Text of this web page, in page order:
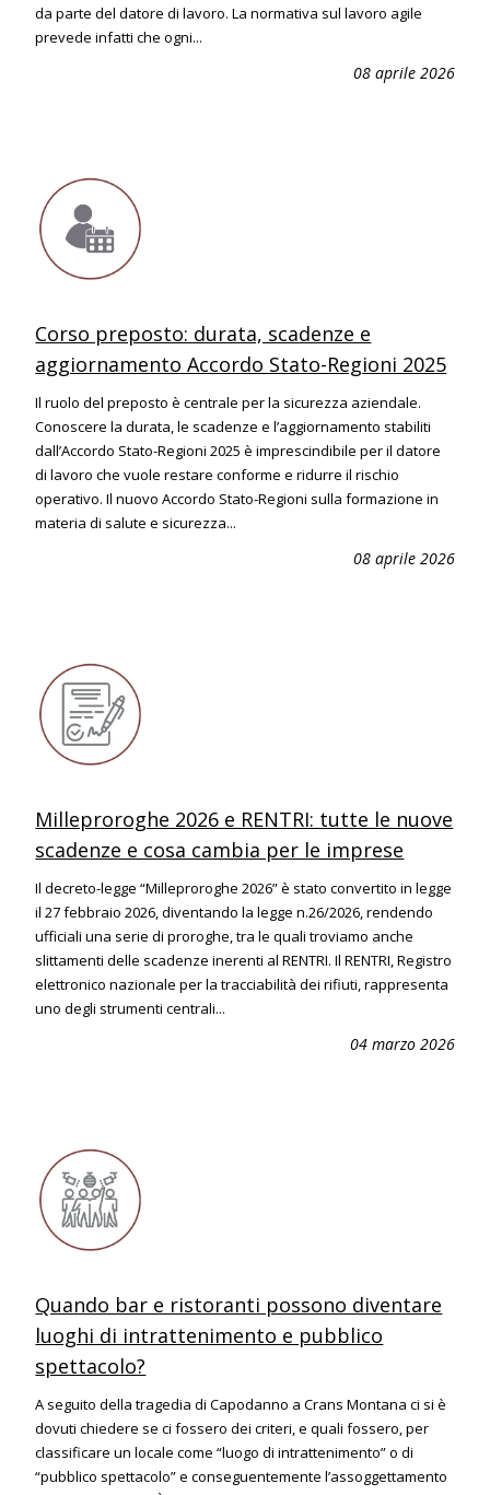
da parte del datore di lavoro. La normativa sul lavoro agile
prevede infatti che ogni...
08 aprile 2026
Corso preposto: durata, scadenze e
aggiornamento Accordo Stato-Regioni 2025
Il ruolo del preposto è centrale per la sicurezza aziendale.
Conoscere la durata, le scadenze e l’aggiornamento stabiliti
dall’Accordo Stato-Regioni 2025 è imprescindibile per il datore
di lavoro che vuole restare conforme e ridurre il rischio
operativo. Il nuovo Accordo Stato-Regioni sulla formazione in
materia di salute e sicurezza...
08 aprile 2026
Milleproroghe 2026 e RENTRI: tutte le nuove
scadenze e cosa cambia per le imprese
Il decreto-legge “Milleproroghe 2026” è stato convertito in legge
il 27 febbraio 2026, diventando la legge n.26/2026, rendendo
ufficiali una serie di proroghe, tra le quali troviamo anche
slittamenti delle scadenze inerenti al RENTRI. Il RENTRI, Registro
elettronico nazionale per la tracciabilità dei rifiuti, rappresenta
uno degli strumenti centrali...
04 marzo 2026
Quando bar e ristoranti possono diventare
luoghi di intrattenimento e pubblico
spettacolo?
A seguito della tragedia di Capodanno a Crans Montana ci si è
dovuti chiedere se ci fossero dei criteri, e quali fossero, per
classificare un locale come “luogo di intrattenimento” o di
“pubblico spettacolo” e conseguentemente l’assoggettamento